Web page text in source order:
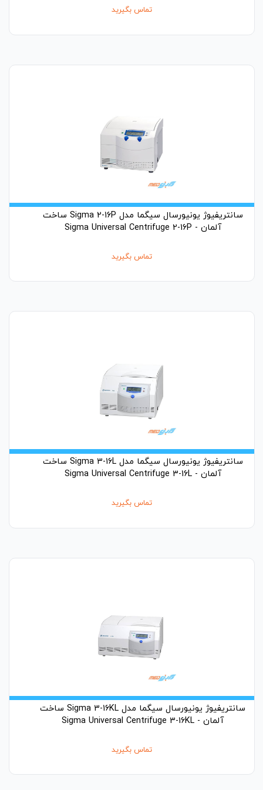
تماس بگیرید
سانتریفیوژ یونیورسال سیگما مدل Sigma 2-16P ساخت
آلمان - Sigma Universal Centrifuge 2-16P
تماس بگیرید
سانتریفیوژ یونیورسال سیگما مدل Sigma 3-16L ساخت
آلمان - Sigma Universal Centrifuge 3-16L
تماس بگیرید
سانتریفیوژ یونیورسال سیگما مدل Sigma 3-16KL ساخت
آلمان - Sigma Universal Centrifuge 3-16KL
تماس بگیرید